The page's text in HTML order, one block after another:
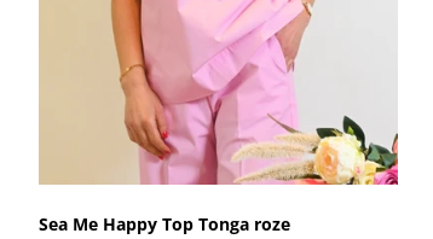
Sea Me Happy Top Tonga roze